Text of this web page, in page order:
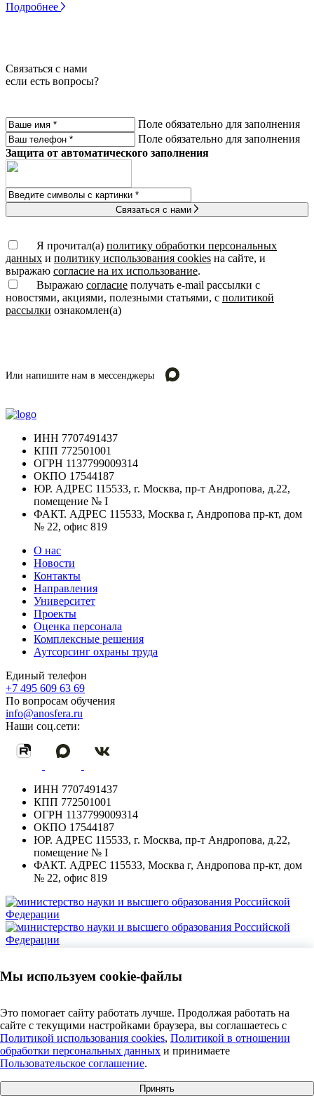
Подробнее
Связаться с нами
если есть вопросы?
Поле обязательно для заполнения
Поле обязательно для заполнения
Защита от автоматического заполнения
Связаться с нами
Я прочитал(а) политику обработки персональных
данных и политику использования cookies на сайте, и
выражаю согласие на их использование.
Выражаю согласие получать e-mail рассылки с
новостями, акциями, полезными статьями, с политикой
рассылки ознакомлен(а)
Или напишите нам в мессенджеры
ИНН 7707491437
КПП 772501001
ОГРН 1137799009314
ОКПО 17544187
ЮР. АДРЕС 115533, г. Москва, пр-т Андропова, д.22,
помещение № I
ФАКТ. АДРЕС 115533, Москва г, Андропова пр-кт, дом
№ 22, офис 819
О нас
Новости
Контакты
Направления
Университет
Проекты
Оценка персонала
Комплексные решения
Аутсорсинг охраны труда
Единый телефон
+7 495 609 63 69
По вопросам обучения
info@anosfera.ru
Наши соц.сети:
ИНН 7707491437
КПП 772501001
ОГРН 1137799009314
ОКПО 17544187
ЮР. АДРЕС 115533, г. Москва, пр-т Андропова, д.22,
помещение № I
ФАКТ. АДРЕС 115533, Москва г, Андропова пр-кт, дом
№ 22, офис 819
персональных данных
характера
Согласие на получение рассылки рекламно-информационных
материалов
Карта сайта
Создание сайта
Получить презентацию
Мы используем cookie-файлы
Это помогает сайту работать лучше. Продолжая работать на
сайте с текущими настройками браузера, вы соглашаетесь c
Политикой использования cookies, Политикой в отношении
обработки персональных данных и принимаете
Пользовательское соглашение.
Принять